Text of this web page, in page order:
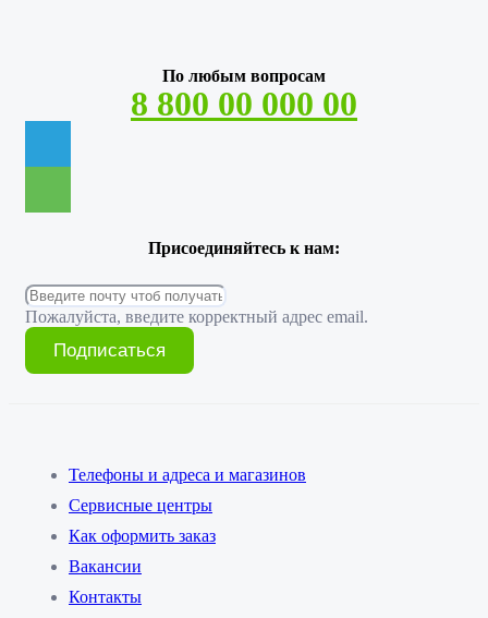
По любым вопросам
8 800 00 000 00
Присоединяйтесь к нам:
Пожалуйста, введите корректный адрес email.
Подписаться
Телефоны и адреса и магазинов
Сервисные центры
Как оформить заказ
Вакансии
Контакты